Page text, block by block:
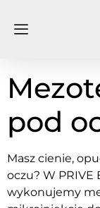
pod
Masz cienie,
oczu? W PRIVE
wykonujemy